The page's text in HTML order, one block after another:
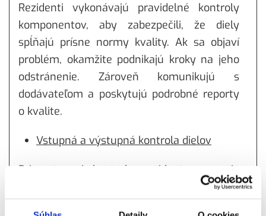
Rezidenti vykonávajú pravidelné kontroly
komponentov, aby zabezpečili, že diely
spĺňajú prísne normy kvality. Ak sa objaví
problém, okamžite podnikajú kroky na jeho
odstránenie. Zároveň komunikujú s
dodávateľom a poskytujú podrobné reporty
o kvalite.
Vstupná a výstupná kontrola dielov
Pri vstupnej kontrole rezident preveruje
diely pred ich zaradením do výrobného
procesu, aby eliminoval potenciálne